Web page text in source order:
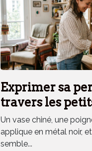
Exprimer sa
travers les
déco, mythe
Un vase chiné, une
applique en métal noir,
semble...